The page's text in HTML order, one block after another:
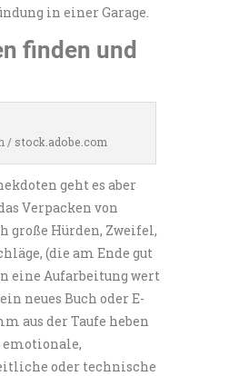
in einer Garage.
finden und
/ stock.adobe.com
geht es aber
Verpacken von
große Hürden, Zweifel,
(die am Ende gut
eine Aufarbeitung wert
neues Buch oder E-
aus der Taufe heben
emotionale,
oder technische